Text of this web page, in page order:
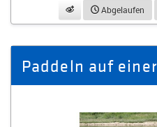
beobachtenAbgelaufen